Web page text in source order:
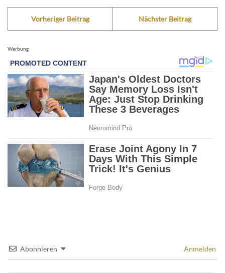
Vorheriger Beitrag Nächster Beitrag
Werbung
Abonnieren Anmelden